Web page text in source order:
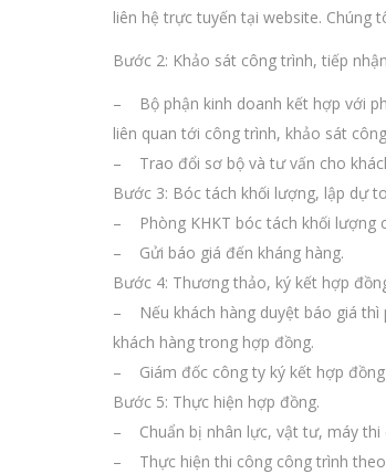
liên hệ trực tuyến tại website. Chúng
Bước 2: Khảo sát công trình, tiếp
– Bộ phận kinh doanh kết hợp với
liên quan tới công trình, khảo sát
– Trao đổi sơ bộ và tư vấn cho
Bước 3: Bóc tách khối lượng, lập dự
– Phòng KHKT bóc tách khối lượng
– Gửi báo giá đến kháng hàng.
Bước 4: Thương thảo, ký kết hợp
– Nếu khách hàng duyệt báo giá thì
khách hàng trong hợp đồng.
– Giám đốc công ty ký kết hợp đồng
Bước 5: Thực hiện hợp đồng.
– Chuẩn bị nhân lực, vật tư, máy thi
– Thực hiện thi công công trình